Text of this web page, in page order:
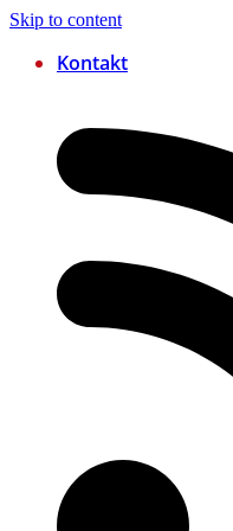
Skip to content
Kontakt